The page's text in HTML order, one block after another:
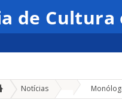
de
Notícias